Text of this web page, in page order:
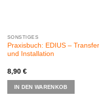
SONSTIGES
Praxisbuch: EDIUS – Transfer
und Installation
8,90 €
IN DEN WARENKOB